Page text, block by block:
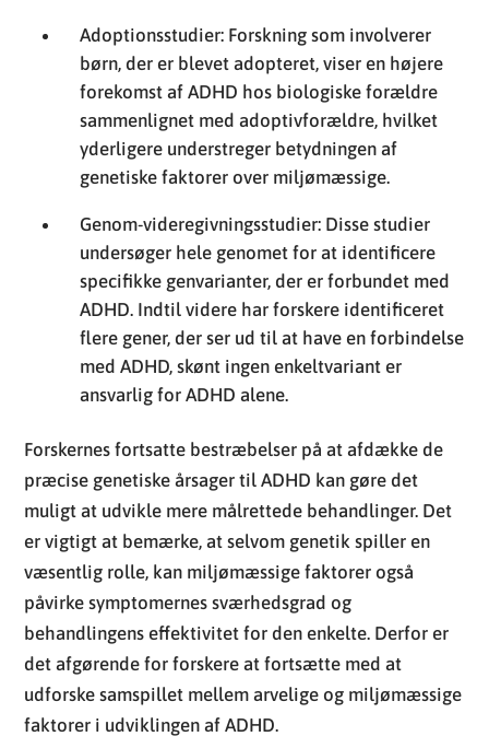
Adoptionsstudier: Forskning som involverer
børn, der er blevet adopteret, viser en højere
forekomst af ADHD hos biologiske forældre
sammenlignet med adoptivforældre, hvilket
yderligere understreger betydningen af
genetiske faktorer over miljømæssige.
Genom-videregivningsstudier: Disse studier
undersøger hele genomet for at identificere
specifikke genvarianter, der er forbundet med
ADHD. Indtil videre har forskere identificeret
flere gener, der ser ud til at have en forbindelse
med ADHD, skønt ingen enkeltvariant er
ansvarlig for ADHD alene.
Forskernes fortsatte bestræbelser på at afdække de
præcise genetiske årsager til ADHD kan gøre det
muligt at udvikle mere målrettede behandlinger. Det
er vigtigt at bemærke, at selvom genetik spiller en
væsentlig rolle, kan miljømæssige faktorer også
påvirke symptomernes sværhedsgrad og
behandlingens effektivitet for den enkelte. Derfor er
det afgørende for forskere at fortsætte med at
udforske samspillet mellem arvelige og miljømæssige
faktorer i udviklingen af ADHD.